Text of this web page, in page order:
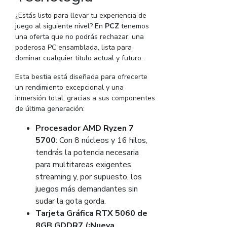
¿Estás listo para llevar tu experiencia de
juego al siguiente nivel? En PCZ tenemos
una oferta que no podrás rechazar: una
poderosa PC ensamblada, lista para
dominar cualquier título actual y futuro.
Esta bestia está diseñada para ofrecerte
un rendimiento excepcional y una
inmersión total, gracias a sus componentes
de última generación:
Procesador AMD Ryzen 7
5700: Con 8 núcleos y 16 hilos,
tendrás la potencia necesaria
para multitareas exigentes,
streaming y, por supuesto, los
juegos más demandantes sin
sudar la gota gorda.
Tarjeta Gráfica RTX 5060 de